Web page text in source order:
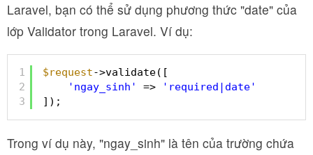
Laravel, bạn có thể sử dụng phương thức "date" của
lớp Validator trong Laravel. Ví dụ:
1
2
3
$request->validate([
'ngay_sinh'
=>
'required|date'
]);
Trong ví dụ này, "ngay_sinh" là tên của trường chứa